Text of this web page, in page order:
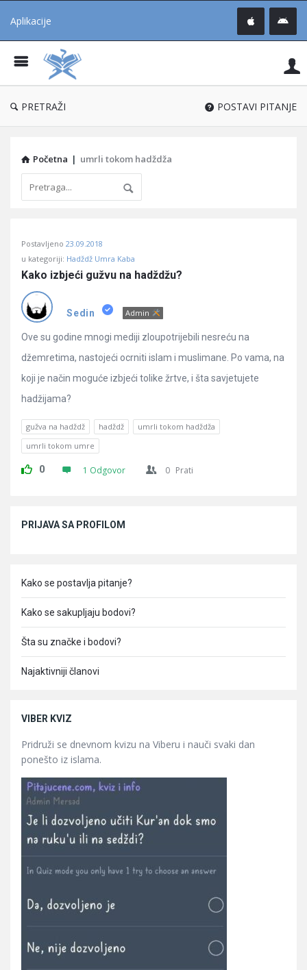
Aplikacije
®
PRETRAŽI POSTAVI PITANJE
Početna | umrli tokom hadždža
Učene
Latest
Pitanja
Postavljeno 23.09.2018
u kategoriji: Hadždž Umra Kaba
Kako izbjeći gužvu na hadždžu?
Sedin Admin
Ove su godine mnogi mediji zloupotrijebili nesreću na
džemretima, nastojeći ocrniti islam i muslimane. Po vama, na
koji je način moguće izbjeći tolike žrtve, i šta savjetujete
hadžijama?
gužva na hadždž hadždž
umrli tokom hadždža
umrli tokom umre
0 1 Odgovor 0 Prati
PRIJAVA SA PROFILOM
Kako se postavlja pitanje?
Kako se sakupljaju bodovi?
Šta su značke i bodovi?
Najaktivniji članovi
VIBER KVIZ
Pridruži se dnevnom kvizu na Viberu i nauči svaki dan
ponešto iz islama.